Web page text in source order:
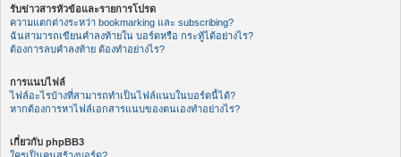
รับข่าวสารหัวข้อและรายการโปรด
ความแตกต่างระหว่า bookmarking และ subscribing?
ฉันสามารถเขียนคำลงท้ายใน บอร์ดหรือ กระทู้ได้อย่างไร?
ต้องการลบคำลงท้าย ต้องทำอย่างไร?
การแนบไฟล์
ไฟล์อะไรบ้างที่สามารถทำเป็นไฟล์แนบในบอร์ดนี้ได้?
หากต้องการหาไฟล์เอกสารแนบของตนเองทำอย่างไร?
เกี่ยวกับ phpBB3